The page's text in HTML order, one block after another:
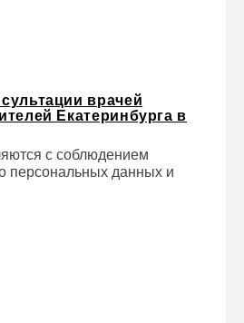
врачей
Екатеринбурга в
с соблюдением
персональных данных и